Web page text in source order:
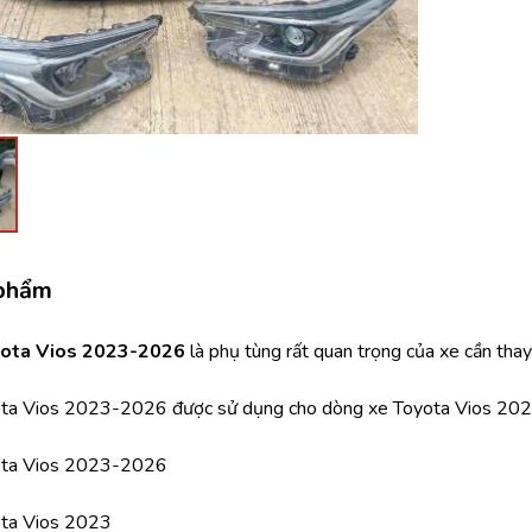
Xe
Cửa
xe
xóc, càng
Vios 2023-2026 là phụ tùng rất quan trọng của xe cần
Vios 2023-2026 được sử dụng cho dòng xe Toyota Vios
Vios 2023-2026
Vios 2023